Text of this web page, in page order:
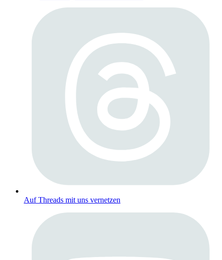
Auf Threads mit uns vernetzen